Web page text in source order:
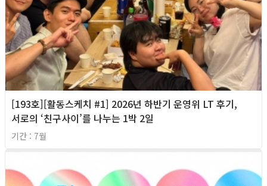
[193호][활동스케치 #1] 2026년 하반기 운영위 LT 후기,
서로의 ‘친구사이’를 나누는 1박 2일
기간 : 7월